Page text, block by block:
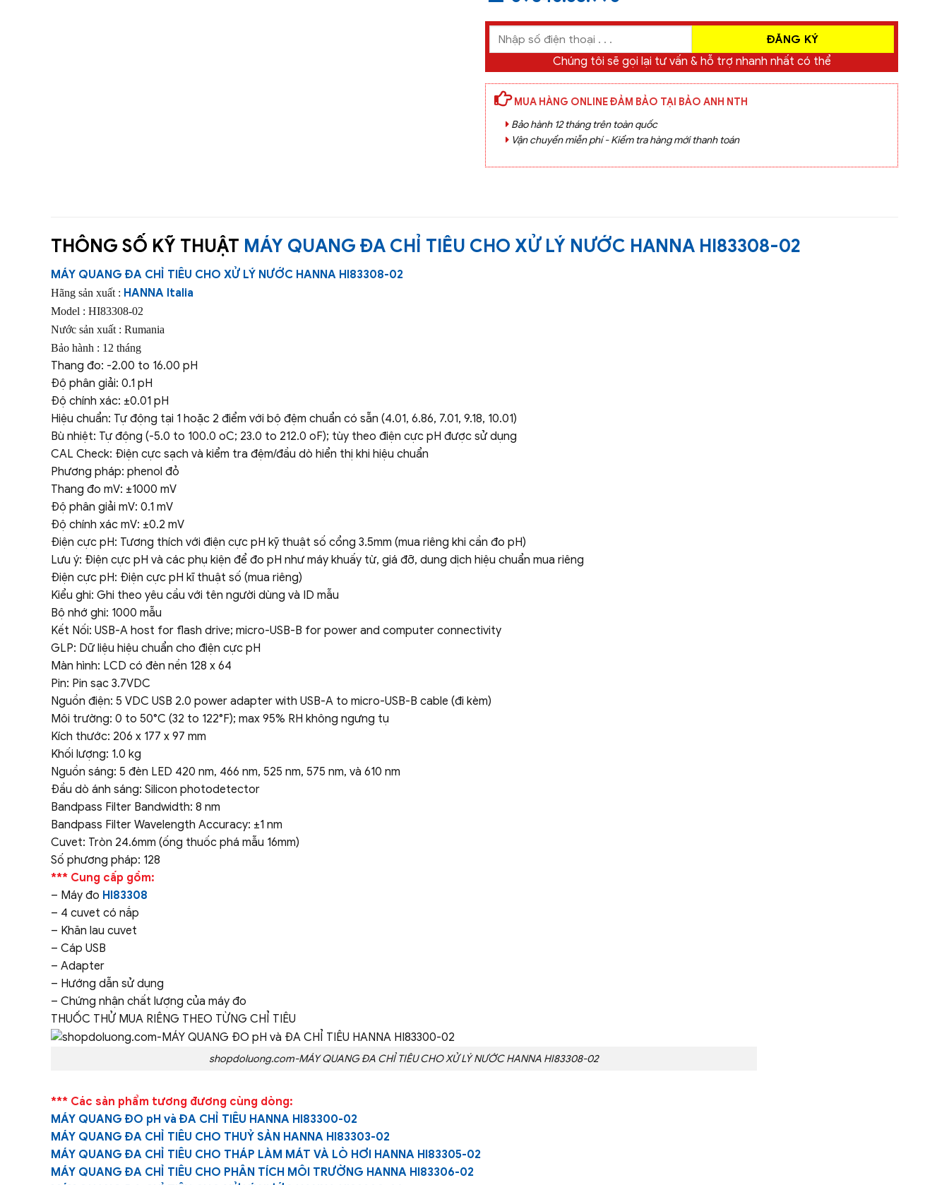
Chúng tôi sẽ gọi lại tư vấn & hỗ trợ nhanh nhất có thể
MUA HÀNG ONLINE ĐẢM BẢO TẠI BẢO ANH NTH
Bảo hành 12 tháng trên toàn quốc
Vận chuyển miễn phí - Kiểm tra hàng mới thanh toán
THÔNG SỐ KỸ THUẬT MÁY QUANG ĐA CHỈ TIÊU CHO XỬ LÝ NƯỚC HANNA HI83308-02
MÁY QUANG ĐA CHỈ TIÊU CHO XỬ LÝ NƯỚC HANNA HI83308-02
Hãng sản xuất : HANNA Italia
Model : HI83308-02
Nước sản xuất : Rumania
Bảo hành : 12 tháng
Thang đo: -2.00 to 16.00 pH
Độ phân giải: 0.1 pH
Độ chính xác: ±0.01 pH
Hiệu chuẩn: Tự động tại 1 hoặc 2 điểm với bộ đệm chuẩn có sẵn (4.01, 6.86, 7.01, 9.18, 10.01)
Bù nhiệt: Tự động (-5.0 to 100.0 oC; 23.0 to 212.0 oF); tùy theo điện cực pH được sử dụng
CAL Check: Điện cực sạch và kiểm tra đệm/đầu dò hiển thị khi hiệu chuẩn
Phương pháp: phenol đỏ
Thang đo mV: ±1000 mV
Độ phân giải mV: 0.1 mV
Độ chính xác mV: ±0.2 mV
Điện cực pH: Tương thích với điện cực pH kỹ thuật số cổng 3.5mm (mua riêng khi cần đo pH)
Lưu ý: Điện cực pH và các phụ kiện để đo pH như máy khuấy từ, giá đỡ, dung dịch hiệu chuẩn mua riêng
Điện cực pH: Điện cực pH kĩ thuật số (mua riêng)
Kiểu ghi: Ghi theo yêu cầu với tên người dùng và ID mẫu
Bộ nhớ ghi: 1000 mẫu
Kết Nối: USB-A host for flash drive; micro-USB-B for power and computer connectivity
GLP: Dữ liệu hiệu chuẩn cho điện cực pH
Màn hình: LCD có đèn nền 128 x 64
Pin: Pin sạc 3.7VDC
Nguồn điện: 5 VDC USB 2.0 power adapter with USB-A to micro-USB-B cable (đi kèm)
Môi trường: 0 to 50°C (32 to 122°F); max 95% RH không ngưng tụ
Kích thước: 206 x 177 x 97 mm
Khối lượng: 1.0 kg
Nguồn sáng: 5 đèn LED 420 nm, 466 nm, 525 nm, 575 nm, và 610 nm
Đầu dò ánh sáng: Silicon photodetector
Bandpass Filter Bandwidth: 8 nm
Bandpass Filter Wavelength Accuracy: ±1 nm
Cuvet: Tròn 24.6mm (ống thuốc phá mẫu 16mm)
Số phương pháp: 128
*** Cung cấp gồm:
– Máy đo HI83308
– 4 cuvet có nắp
– Khăn lau cuvet
– Cáp USB
– Adapter
– Hướng dẫn sử dụng
– Chứng nhận chất lượng của máy đo
THUỐC THỬ MUA RIÊNG THEO TỪNG CHỈ TIÊU
shopdoluong.com-MÁY QUANG ĐA CHỈ TIÊU CHO XỬ LÝ NƯỚC HANNA HI83308-02
*** Các sản phẩm tương đương cùng dòng:
MÁY QUANG ĐO pH và ĐA CHỈ TIÊU HANNA HI83300-02
MÁY QUANG ĐA CHỈ TIÊU CHO THUỶ SẢN HANNA HI83303-02
MÁY QUANG ĐA CHỈ TIÊU CHO THÁP LÀM MÁT VÀ LÒ HƠI HANNA HI83305-02
MÁY QUANG ĐA CHỈ TIÊU CHO PHÂN TÍCH MÔI TRƯỜNG HANNA HI83306-02